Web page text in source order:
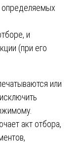
определяемых
и
(при его
или
акт отбора,